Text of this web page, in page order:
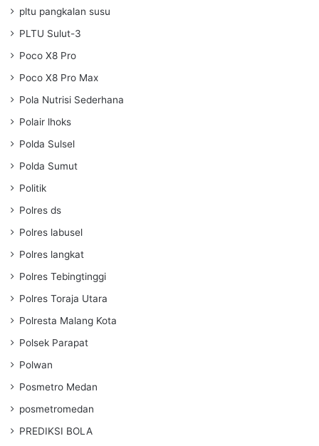
pltu pangkalan susu
PLTU Sulut-3
Poco X8 Pro
Poco X8 Pro Max
Pola Nutrisi Sederhana
Polair lhoks
Polda Sulsel
Polda Sumut
Politik
Polres ds
Polres labusel
Polres langkat
Polres Tebingtinggi
Polres Toraja Utara
Polresta Malang Kota
Polsek Parapat
Polwan
Posmetro Medan
posmetromedan
PREDIKSI BOLA